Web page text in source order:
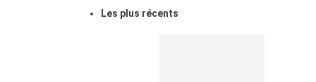
Les plus récents